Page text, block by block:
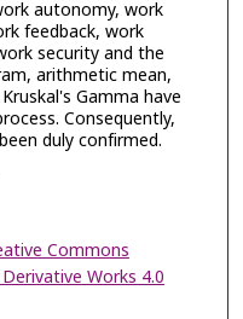
autonomy, work
feedback, work
security and the
arithmetic mean,
Gamma have
Consequently,
duly confirmed.
Commons
Works 4.0